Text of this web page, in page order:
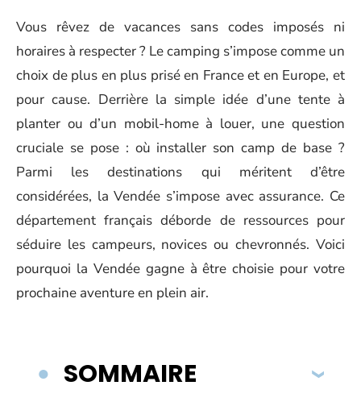
Vous rêvez de vacances sans codes imposés ni
horaires à respecter ? Le camping s’impose comme un
choix de plus en plus prisé en France et en Europe, et
pour cause. Derrière la simple idée d’une tente à
planter ou d’un mobil-home à louer, une question
cruciale se pose : où installer son camp de base ?
Parmi les destinations qui méritent d’être
considérées, la Vendée s’impose avec assurance. Ce
département français déborde de ressources pour
séduire les campeurs, novices ou chevronnés. Voici
pourquoi la Vendée gagne à être choisie pour votre
prochaine aventure en plein air.
SOMMAIRE